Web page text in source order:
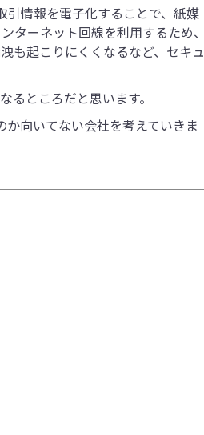
引情報を電子化することで、紙媒
ターネット回線を利用するため、
も起こりにくくなるなど、セキュ
ところだと思います。
向いてない会社を考えていきま